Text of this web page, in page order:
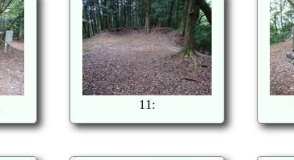
11: